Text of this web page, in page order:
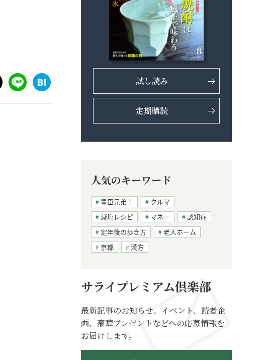
試し読み
定期購読
人気のキーワード
豊臣兄弟！
クルマ
減塩レシピ
マネー
認知症
定年後の歩き方
老人ホーム
京都
漢方
サライプレミアム倶楽部
最新記事のお知らせ、イベント、読者企
画、豪華プレゼントなどへの応募情報を
お届けします。